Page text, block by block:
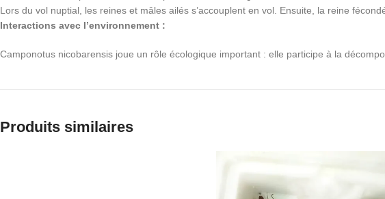
Lors du vol nuptial, les reines et mâles ailés s’accouplent en vol. Ensuite, la reine
Interactions avec l’environnement :
Camponotus nicobarensis joue un rôle écologique important : elle participe à la
Produits similaires